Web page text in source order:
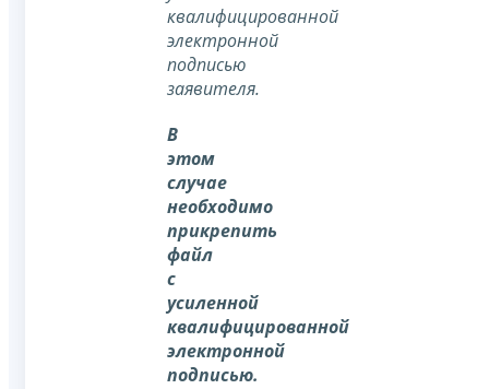
квалифицированной
электронной
подписью
заявителя.
В
этом
случае
необходимо
прикрепить
файл
с
усиленной
квалифицированной
электронной
подписью.